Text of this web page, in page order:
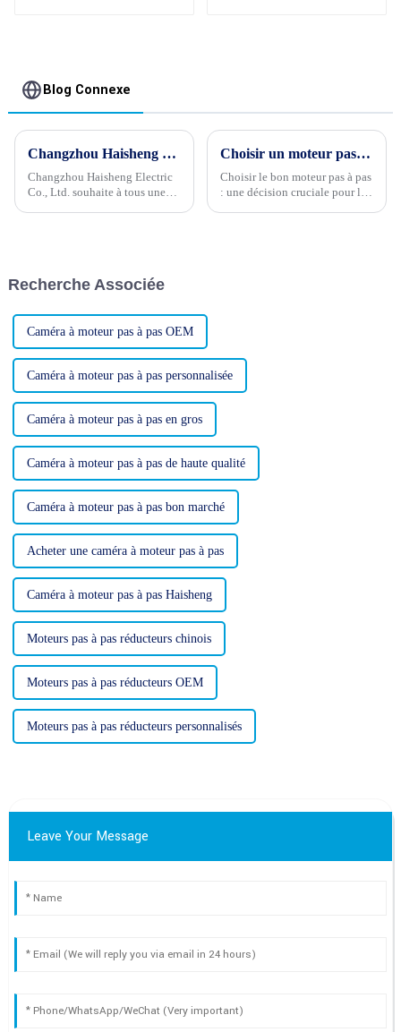
Blog Connexe
Changzhou Haisheng Electric Co., Ltd. souhaite à tous une joyeuse fête de la mi-automne
Changzhou Haisheng Electric
Co., Ltd. souhaite à tous une
Changzhou Haisheng...
Choisir un moteur pas à pas de qualité est la question la plus importante pour vos produits électriques
Choisir le bon moteur pas à pas
: une décision cruciale pour le
Recherche Associée
Caméra à moteur pas à pas OEM
Caméra à moteur pas à pas personnalisée
Caméra à moteur pas à pas en gros
Caméra à moteur pas à pas de haute qualité
Caméra à moteur pas à pas bon marché
Acheter une caméra à moteur pas à pas
Caméra à moteur pas à pas Haisheng
Moteurs pas à pas réducteurs chinois
Moteurs pas à pas réducteurs OEM
Moteurs pas à pas réducteurs personnalisés
Leave Your Message